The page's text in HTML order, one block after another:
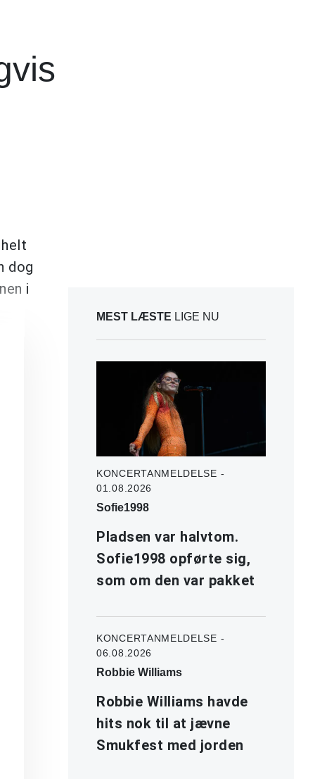
dog
i
MEST LÆSTE LIGE NU
KONCERTANMELDELSE -
01.08.2026
Sofie1998
Pladsen var halvtom.
Sofie1998 opførte sig,
som om den var pakket
KONCERTANMELDELSE -
06.08.2026
Robbie Williams
Robbie Williams havde
hits nok til at jævne
Smukfest med jorden